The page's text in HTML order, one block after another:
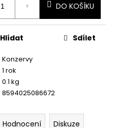
DO KOŠÍKU
Konzervy
1 rok
0.1 kg
8594025086672
Hlídat Sdílet
Hodnocení Diskuze